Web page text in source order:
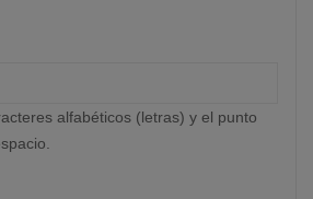
alfabéticos (letras) y el punto